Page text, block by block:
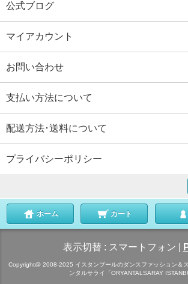
公式ブログ
マイアカウント
お問い合わせ
支払い方法について
配送方法･送料について
プライバシーポリシー
ホーム カート
表示切替 : スマートフォン
Copyright@ 2008-2025 イスタンブールのダンスファッション＆
ンタルサライ「ORYANTALSARAY